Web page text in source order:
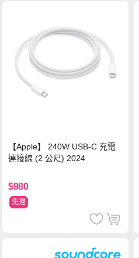
【Apple】 240W USB-C 充電
連接線 (2 公尺) 2024
$980
免運